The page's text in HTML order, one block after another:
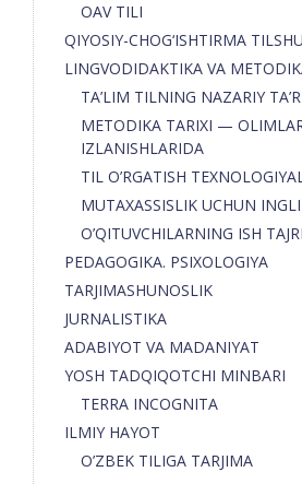
OAV TILI
QIYOSIY-CHOG‘ISHTIRMA
LINGVODIDAKTIKA VA
TA’LIM TILNING NAZARIY
METODIKA TARIXI —
IZLANISHLARIDA
TIL O’RGATISH
MUTAXASSISLIK UCHUN
O’QITUVCHILARNING ISH
PEDAGOGIKA. PSIXOLOGIYA
TARJIMASHUNOSLIK
JURNALISTIKA
ADABIYOT VA MADANIYAT
YOSH TADQIQOTCHI MINBARI
TERRA INCOGNITA
ILMIY HAYOT
O’ZBEK TILIGA TARJIMA